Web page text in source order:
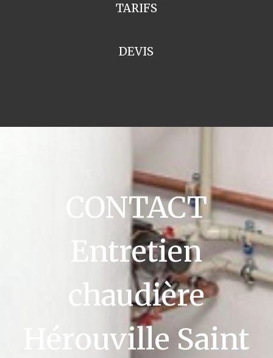
TARIFS
DEVIS
CONTACT
Entretien
chaudière
Hérouville Saint